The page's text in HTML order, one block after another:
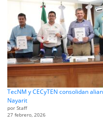
TecNM y CECyTEN consolidan
Nayarit
por Staff
27 febrero, 2026